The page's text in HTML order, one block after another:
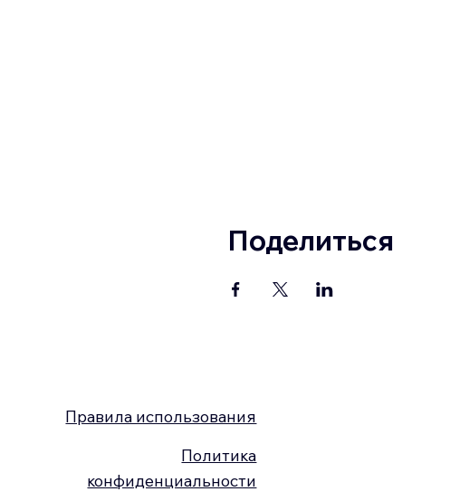
Поделиться
Правила использования
Политика
конфиденциальности